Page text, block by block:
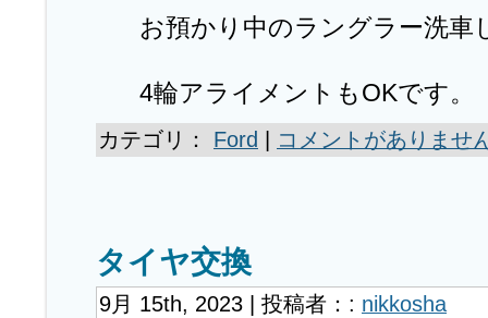
お預かり中のラングラー洗車
4輪アライメントもOKです。
カテゴリ： Ford コメントがありませ
タイヤ交換
9月 15th, 2023 | 投稿者：: nikkosha